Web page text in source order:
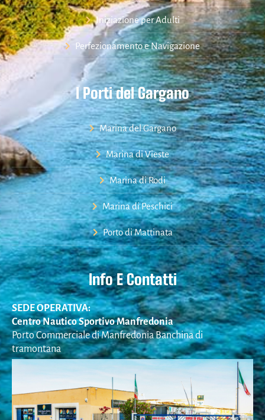
Iniziazione per Adulti
Perfezionamento e Navigazione
I Porti del Gargano
Marina del Gargano
Marina di Vieste
Marina di Rodi
Marina di Peschici
Porto di Mattinata
Info E Contatti
SEDE OPERATIVA:
Centro Nautico Sportivo Manfredonia
Porto Commerciale di Manfredonia Banchina di
tramontana